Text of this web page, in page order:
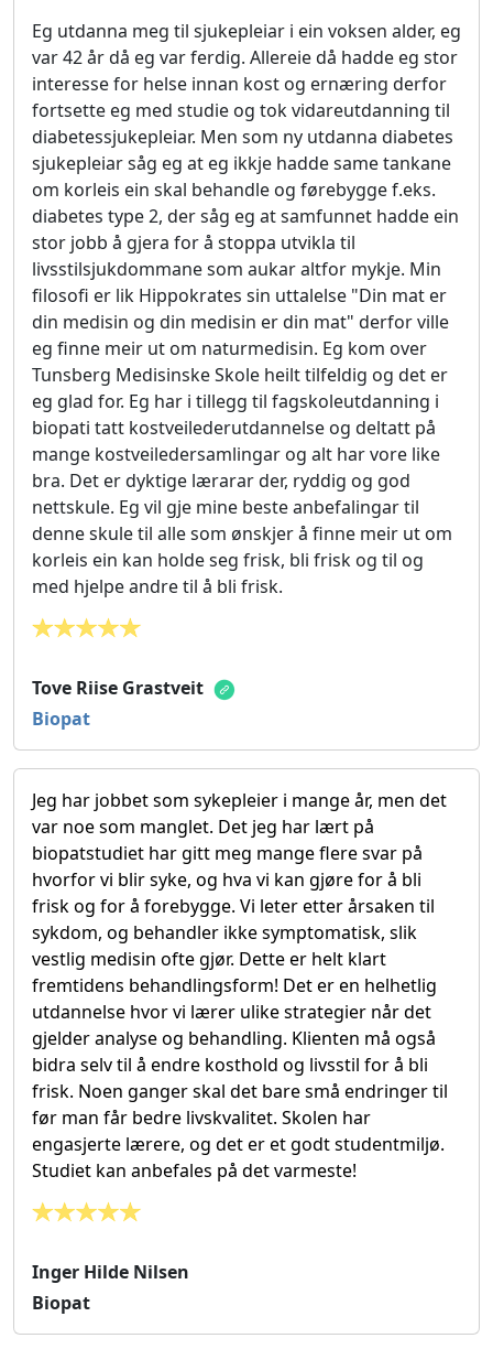
Eg utdanna meg til sjukepleiar i ein voksen alder, eg
var 42 år då eg var ferdig. Allereie då hadde eg stor
interesse for helse innan kost og ernæring derfor
fortsette eg med studie og tok vidareutdanning til
diabetessjukepleiar. Men som ny utdanna diabetes
sjukepleiar såg eg at eg ikkje hadde same tankane
om korleis ein skal behandle og førebygge f.eks.
diabetes type 2, der såg eg at samfunnet hadde ein
stor jobb å gjera for å stoppa utvikla til
livsstilsjukdommane som aukar altfor mykje. Min
filosofi er lik Hippokrates sin uttalelse "Din mat er
din medisin og din medisin er din mat" derfor ville
eg finne meir ut om naturmedisin. Eg kom over
Tunsberg Medisinske Skole heilt tilfeldig og det er
eg glad for. Eg har i tillegg til fagskoleutdanning i
biopati tatt kostveilederutdannelse og deltatt på
mange kostveiledersamlingar og alt har vore like
bra. Det er dyktige lærarar der, ryddig og god
nettskule. Eg vil gje mine beste anbefalingar til
denne skule til alle som ønskjer å finne meir ut om
korleis ein kan holde seg frisk, bli frisk og til og
med hjelpe andre til å bli frisk.
Tove Riise Grastveit
Biopat
Jeg har jobbet som sykepleier i mange år, men det
var noe som manglet. Det jeg har lært på
biopatstudiet har gitt meg mange flere svar på
hvorfor vi blir syke, og hva vi kan gjøre for å bli
frisk og for å forebygge. Vi leter etter årsaken til
sykdom, og behandler ikke symptomatisk, slik
vestlig medisin ofte gjør. Dette er helt klart
fremtidens behandlingsform! Det er en helhetlig
utdannelse hvor vi lærer ulike strategier når det
gjelder analyse og behandling. Klienten må også
bidra selv til å endre kosthold og livsstil for å bli
frisk. Noen ganger skal det bare små endringer til
før man får bedre livskvalitet. Skolen har
engasjerte lærere, og det er et godt studentmiljø.
Studiet kan anbefales på det varmeste!
Inger Hilde Nilsen
Biopat